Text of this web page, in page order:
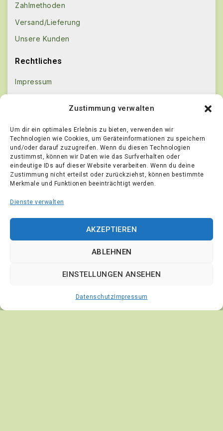
Zustimmung verwalten
Um dir ein optimales Erlebnis zu bieten, verwenden wir
Technologien wie Cookies, um Geräteinformationen zu speichern
und/oder darauf zuzugreifen. Wenn du diesen Technologien
zustimmst, können wir Daten wie das Surfverhalten oder
eindeutige IDs auf dieser Website verarbeiten. Wenn du deine
Zustimmung nicht erteilst oder zurückziehst, können bestimmte
Merkmale und Funktionen beeinträchtigt werden.
Dienste verwalten
AKZEPTIEREN
ABLEHNEN
EINSTELLUNGEN ANSEHEN
Datenschutz Impressum
Zahlmethoden
Versand/Lieferung
Unsere Kunden
Rechtliches
Impressum
Datenschutz
Echtheit von Bewertungen
Widerrufsbestimmungen
[Widerruf einreichen]
Cookies-Anpassen
Pflanzenversand24.de
Wieren 41, 25373 Ellerhoop